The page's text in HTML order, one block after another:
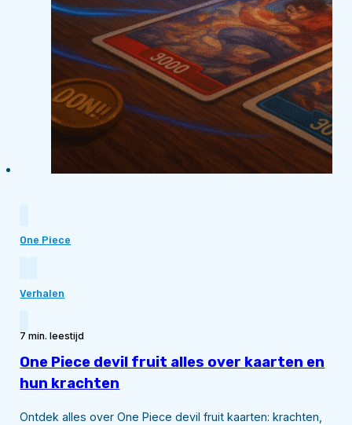
One Piece
Verhalen
7 min. leestijd
One Piece devil fruit alles over kaarten en
hun krachten
Ontdek alles over One Piece devil fruit kaarten: krachten,